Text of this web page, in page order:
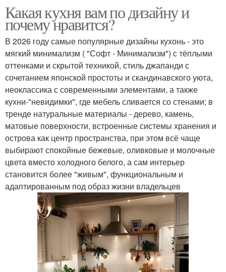
Какая кухня вам по дизайну и
почему нравится?
В 2026 году самые популярные дизайны кухонь - это
мягкий минимализм ( "Софт - Минимализм") с тёплыми
оттенками и скрытой техникой, стиль джапанди с
сочетанием японской простоты и скандинавского уюта,
неоклассика с современными элементами, а также
кухни-"невидимки", где мебель сливается со стенами; в
тренде натуральные материалы - дерево, камень,
матовые поверхности, встроенные системы хранения и
острова как центр пространства, при этом всё чаще
выбирают спокойные бежевые, оливковые и молочные
цвета вместо холодного белого, а сам интерьер
становится более "живым", функциональным и
адаптированным под образ жизни владельцев